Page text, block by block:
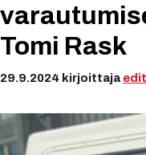
Tomi Rask
29.9.2024 kirjoittaja